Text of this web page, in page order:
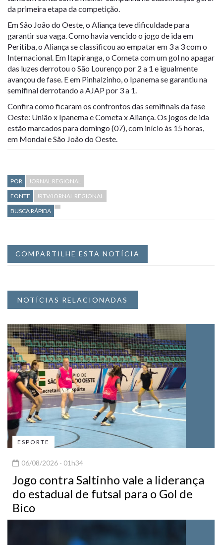
da primeira etapa da competição.
Em São João do Oeste, o Aliança teve dificuldade para
garantir sua vaga. Como havia vencido o jogo de ida em
Peritiba, o Aliança se classificou ao empatar em 3 a 3 com o
Internacional. Em Itapiranga, o Cometa com um gol no apagar
das luzes derrotou o São Lourenço por 2 a 1 e igualmente
avançou de fase. E em Pinhalzinho, o Ipanema se garantiu na
semifinal derrotando a AJAP por 3 a 1.
Confira como ficaram os confrontos das semifinais da fase
Oeste: União x Ipanema e Cometa x Aliança. Os jogos de ida
estão marcados para domingo (07), com início às 15 horas,
em Mondaí e São João do Oeste.
POR
JORNAL REGIONAL
FONTE
JRTV/JORNAL REGIONAL
BUSCA RÁPIDA
COMPARTILHE ESTA NOTÍCIA
NOTÍCIAS RELACIONADAS
ESPORTE
06/08/2026 - 01h34
Jogo contra Saltinho vale a liderança
do estadual de futsal para o Gol de
Bico